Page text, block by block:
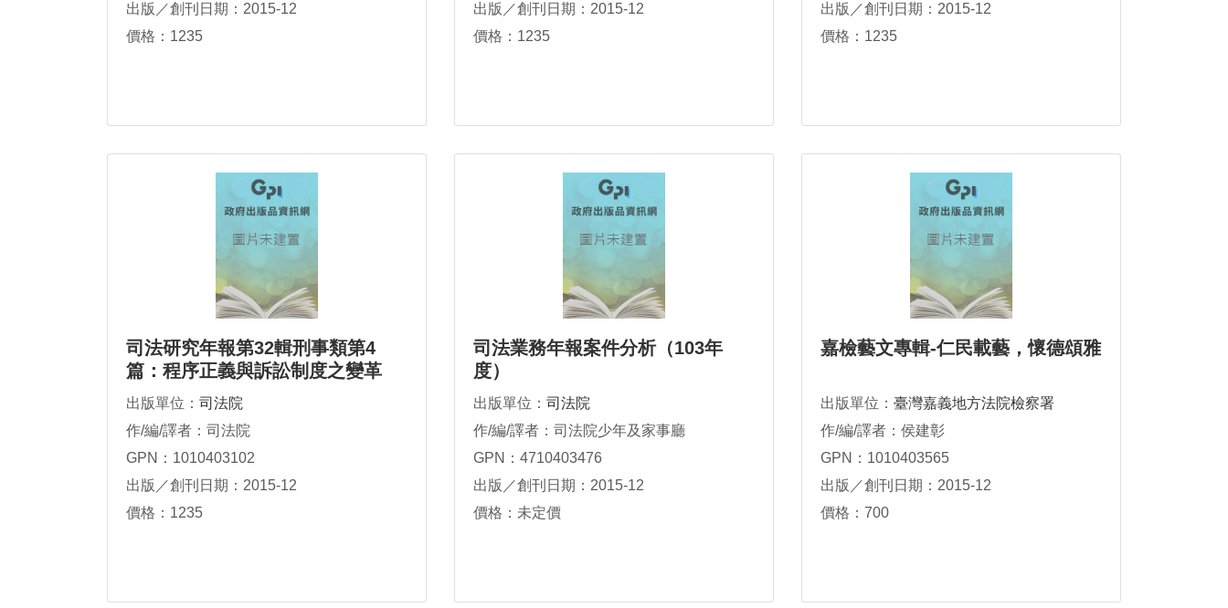
出版／創刊日期：2015-12
價格：1235
出版／創刊日期：2015-12
價格：1235
出版／創刊日期：2015-12
價格：1235
司法研究年報第32輯刑事類第4
篇：程序正義與訴訟制度之變革
出版單位： 司法院
作/編/譯者：司法院
GPN：1010403102
出版／創刊日期：2015-12
價格：1235
司法業務年報案件分析（103年
度）
出版單位： 司法院
作/編/譯者：司法院少年及家事廳
GPN：4710403476
出版／創刊日期：2015-12
價格：未定價
嘉檢藝文專輯-仁民載藝，懷德頌雅
出版單位： 臺灣嘉義地方法院檢察署
作/編/譯者：侯建彰
GPN：1010403565
出版／創刊日期：2015-12
價格：700